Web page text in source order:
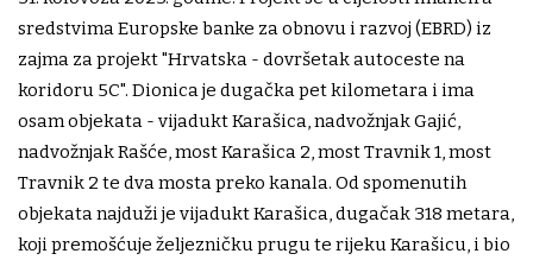
sredstvima Europske banke za obnovu i razvoj (EBRD) iz
zajma za projekt "Hrvatska - dovršetak autoceste na
koridoru 5C". Dionica je dugačka pet kilometara i ima
osam objekata - vijadukt Karašica, nadvožnjak Gajić,
nadvožnjak Rašće, most Karašica 2, most Travnik 1, most
Travnik 2 te dva mosta preko kanala. Od spomenutih
objekata najduži je vijadukt Karašica, dugačak 318 metara,
koji premošćuje željezničku prugu te rijeku Karašicu, i bio